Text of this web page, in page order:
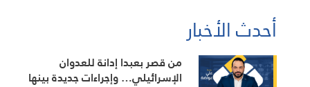
أحدث الأخبار
من قصر بعبدا إدانة للعدوان
الإسرائيلي… وإجراءات جديدة بينها